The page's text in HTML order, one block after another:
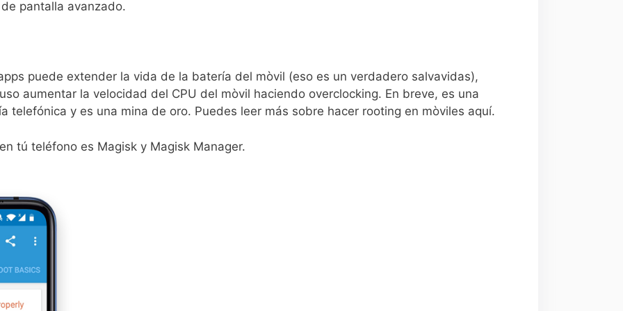
pantalla avanzado.
puede extender la vida de la batería del mòvil (eso es un verdadero salvavidas),
aumentar la velocidad del CPU del mòvil haciendo overclocking. En breve, es una
telefónica y es una mina de oro. Puedes leer más sobre hacer rooting en mòviles aquí.
tú teléfono es Magisk y Magisk Manager.